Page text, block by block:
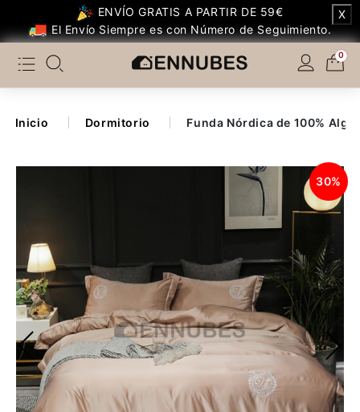
ENVÍO GRATIS A PARTIR DE 59€
El Envío Siempre es con Número de Seguimiento.
X
0
Categoría
Dormitorio
Otros de Cocina
Baño
Decoración
Alfombras
Inicio Dormitorio Funda Nórdica de 100%
30%